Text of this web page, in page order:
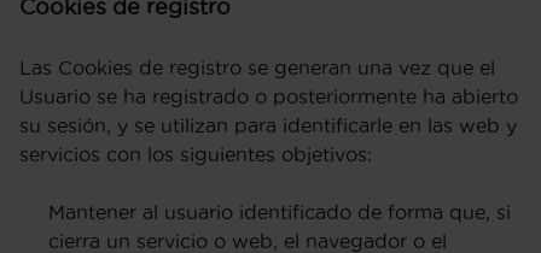
Cookies de registro
Las Cookies de registro se generan una vez que el
Usuario se ha registrado o posteriormente ha abierto
su sesión, y se utilizan para identificarle en las web y
servicios con los siguientes objetivos:
Mantener al usuario identificado de forma que, si
cierra un servicio o web, el navegador o el